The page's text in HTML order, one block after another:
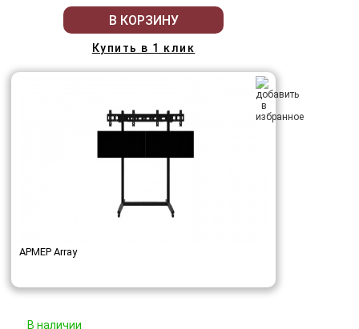
В КОРЗИНУ
Купить в 1 клик
АРМЕР Array
В наличии